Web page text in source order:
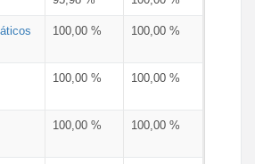
100,00 % 100,00 %
100,00 % 100,00 %
100,00 % 100,00 %